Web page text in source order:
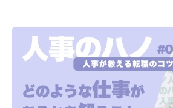
語ってもらいます。 目次 1 学生が多
くポイントは...